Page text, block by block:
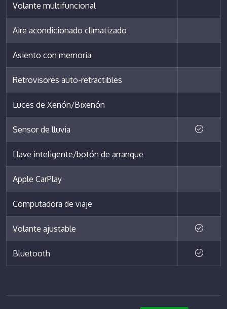
Volante multifuncional
Aire acondicionado climatizado
Asiento con memoria
Retrovisores auto-retractibles
Luces de Xenón/Bixenón
Sensor de lluvia
Llave inteligente/botón de arranque
Apple CarPlay
Computadora de viaje
Volante ajustable
Bluetooth